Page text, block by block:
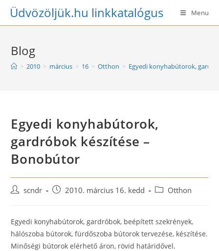
SkipÜdvözöljük.hu linkkatalógus Menu
Blog
> 2010 > március > 16 > Otthon > Egyedi konyhabútorok,
Egyedi konyhabútorok,
gardróbok készítése –
Bonobútor
Postscndr
Post2010. március 16. kedd
PostOtthon
Egyedi konyhabútorok, gardróbok, beépített szekrények,
hálószoba bútorok, fürdőszoba bútorok tervezése, készítése.
Minőségi bútorok elérhető áron, rövid határidővel.